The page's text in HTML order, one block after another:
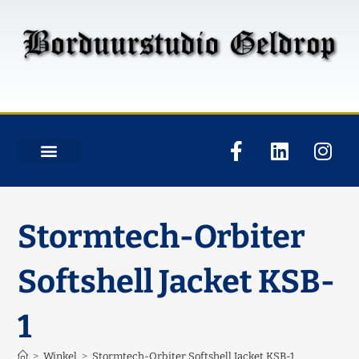
Stormtech-Orbiter
Softshell Jacket KSB-
1
> Winkel > Stormtech-Orbiter Softshell Jacket KSB-1